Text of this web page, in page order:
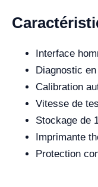
Interface
Diagnostic
Calibration
Vitesse de
Stockage de
Imprimante
Protection